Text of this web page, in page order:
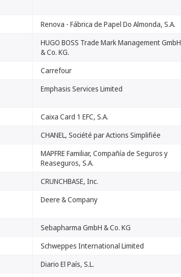
Renova - Fábrica de Papel Do Almonda, S.A.
HUGO BOSS Trade Mark Management GmbH
& Co. KG.
Carrefour
Emphasis Services Limited
Caixa Card 1 EFC, S.A.
CHANEL, Société par Actions Simplifiée
MAPFRE Familiar, Compañía de Seguros y
Reaseguros, S.A.
CRUNCHBASE, Inc.
Deere & Company
Sebapharma GmbH & Co. KG
Schweppes International Limited
Diario El País, S.L.